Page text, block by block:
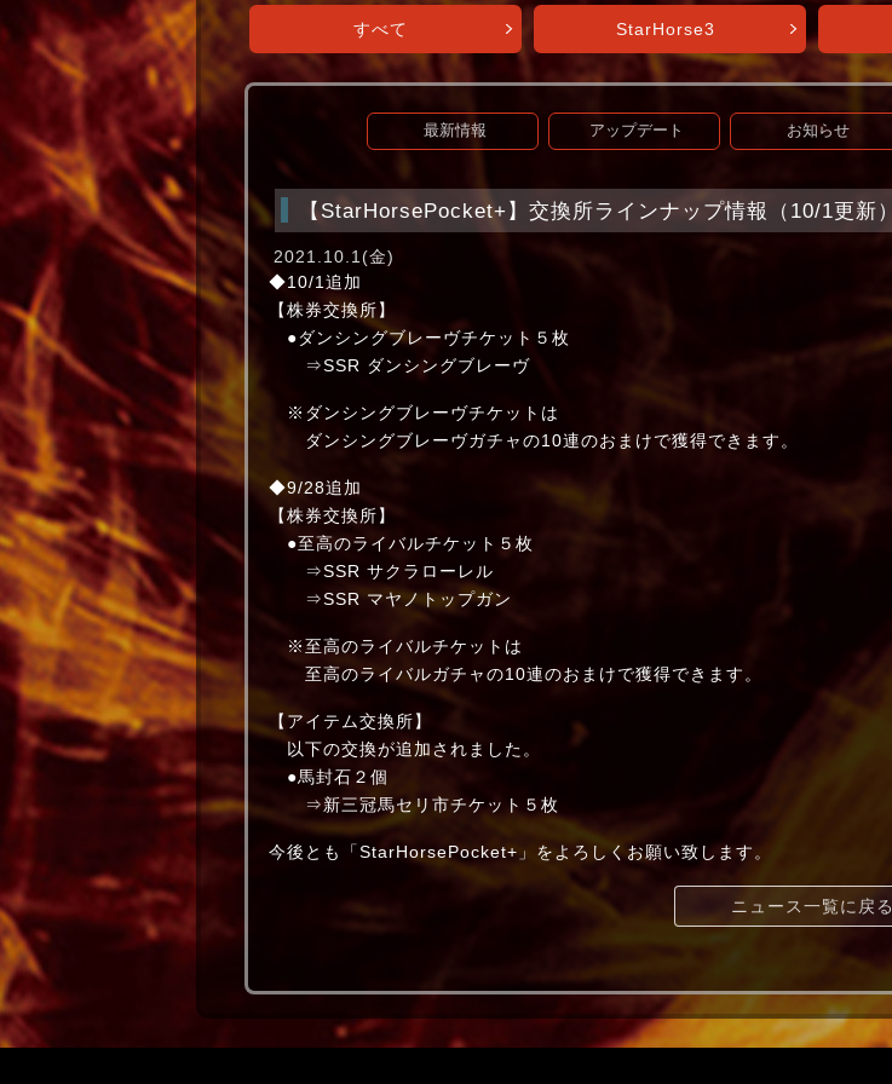
すべて StarHorse3
最新情報 アップデート お知らせ
【StarHorsePocket+】交換所ラインナップ情報（10/1更新）
2021.10.1(金)
◆10/1追加
【株券交換所】
●ダンシングブレーヴチケット５枚
⇒SSR ダンシングブレーヴ
※ダンシングブレーヴチケットは
ダンシングブレーヴガチャの10連のおまけで獲得できます。
◆9/28追加
【株券交換所】
●至高のライバルチケット５枚
⇒SSR サクラローレル
⇒SSR マヤノトップガン
※至高のライバルチケットは
至高のライバルガチャの10連のおまけで獲得できます。
【アイテム交換所】
以下の交換が追加されました。
●馬封石２個
⇒新三冠馬セリ市チケット５枚
今後とも「StarHorsePocket+」をよろしくお願い致します。
ニュース一覧に戻る